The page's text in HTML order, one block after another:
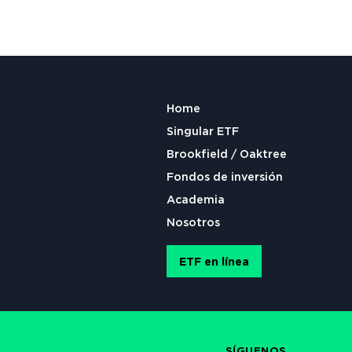
Home
Singular ETF
Brookfield / Oaktree
Fondos de inversión
Academia
Nosotros
ETF en línea